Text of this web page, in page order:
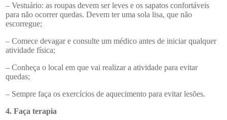
– Vestuário: as roupas devem ser leves e os sapatos confortáveis
para não ocorrer quedas. Devem ter uma sola lisa, que não
escorregue;
– Comece devagar e consulte um médico antes de iniciar qualquer
atividade física;
– Conheça o local em que vai realizar a atividade para evitar
quedas;
– Sempre faça os exercícios de aquecimento para evitar lesões.
4. Faça terapia